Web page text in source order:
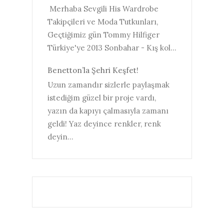
Merhaba Sevgili His Wardrobe
Takipçileri ve Moda Tutkunları,
Geçtiğimiz gün Tommy Hilfiger
Türkiye'ye 2013 Sonbahar - Kış kol...
Benetton’la Şehri Keşfet!
Uzun zamandır sizlerle paylaşmak
istediğim güzel bir proje vardı,
yazın da kapıyı çalmasıyla zamanı
geldi! Yaz deyince renkler, renk
deyin...